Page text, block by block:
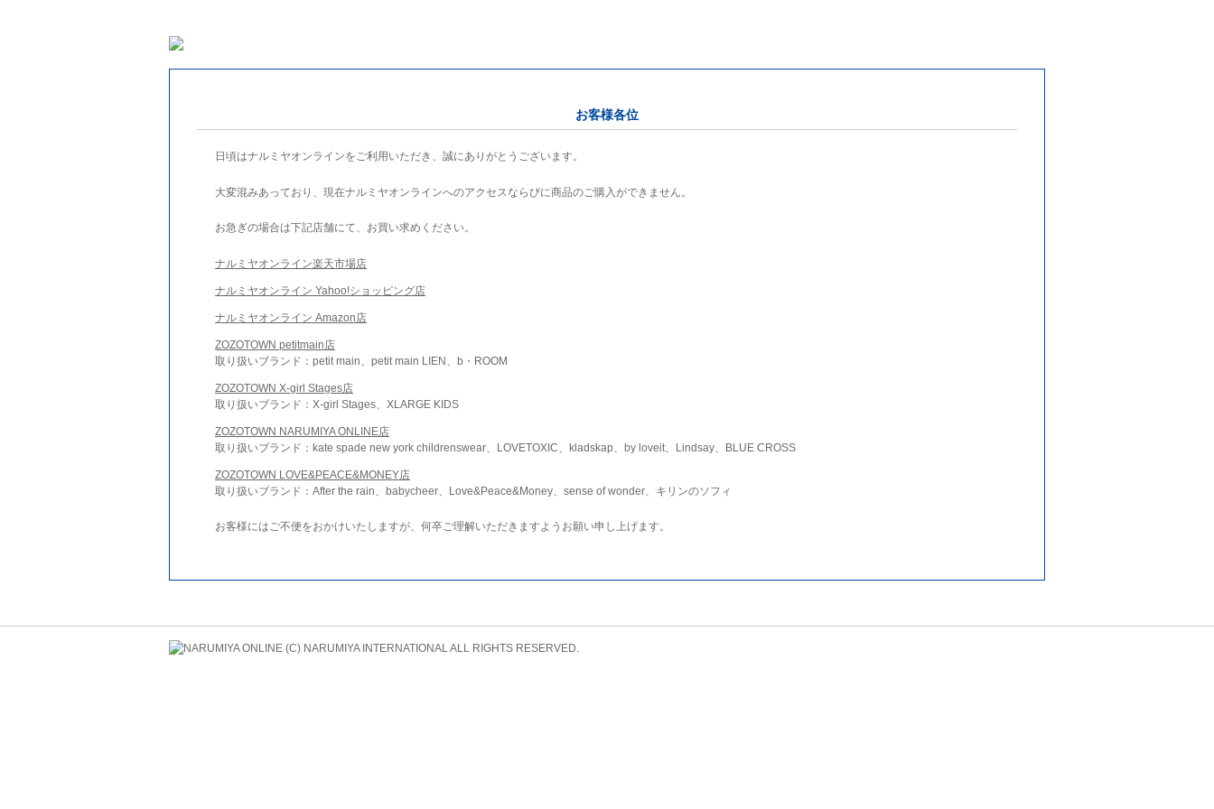
お客様各位
日頃はナルミヤオンラインをご利用いただき、誠にありがとうございます。
大変混みあっており、現在ナルミヤオンラインへのアクセスならびに商品のご購入ができません。
お急ぎの場合は下記店舗にて、お買い求めください。
ナルミヤオンライン楽天市場店
ナルミヤオンライン Yahoo!ショッピング店
ナルミヤオンライン Amazon店
ZOZOTOWN petitmain店
取り扱いブランド：petit main、petit main LIEN、b・ROOM
ZOZOTOWN X-girl Stages店
取り扱いブランド：X-girl Stages、XLARGE KIDS
ZOZOTOWN NARUMIYA ONLINE店
取り扱いブランド：kate spade new york childrenswear、LOVETOXIC、kladskap、by loveit、Lindsay、BLUE CROSS
ZOZOTOWN LOVE&PEACE&MONEY店
取り扱いブランド：After the rain、babycheer、Love&Peace&Money、sense of wonder、キリンのソフィ
お客様にはご不便をおかけいたしますが、何卒ご理解いただきますようお願い申し上げます。